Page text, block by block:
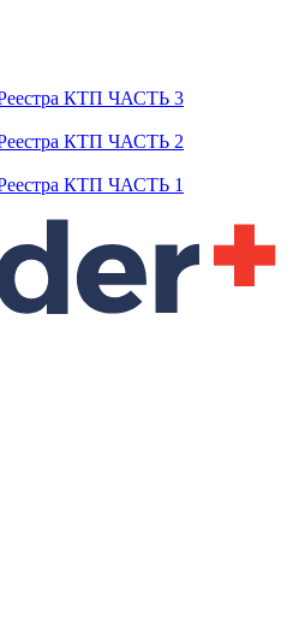
КТП ЧАСТЬ 3
КТП ЧАСТЬ 2
КТП ЧАСТЬ 1